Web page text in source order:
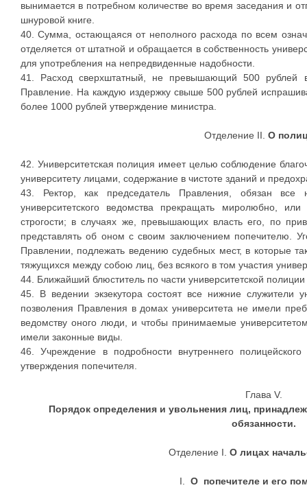
вынимается в потребном количестве во время заседания и
шнуровой книге.
40. Сумма, остающаяся от неполного расхода по всем
отделяется от штатной и обращается в собственность
для употребления на непредвиденные надобности.
41. Расход сверхштатный, не превышающий 500 рублей
Правление. На каждую издержку свыше 500 рублей
более 1000 рублей утверждение министра.
Отделение II. О
42. Университетская полиция имеет целью соблюдение
университету лицами, содержание в чистоте зданий и
43. Ректор, как председатель Правления, обязан
университетского ведомства прекращать миролюбно,
строгости; в случаях же, превышающих власть его, по
представлять об оном с своим заключением попечителю.
Правлении, подлежать ведению судебных мест, в которые
тяжущихся между собою лиц, без всякого в том участия
44. Ближайший блюститель по части университетской полиции
45. В ведении экзекутора состоят все нижние служители
позволения Правления в домах университета не имели
ведомству оного люди, и чтобы принимаемые
имели законные виды.
46. Учреждение в подробности внутреннего
утверждения попечителя.
Глава V.
Порядок определения и увольнения лиц,
обязанности.
Отделение I. О лицах
I.О попечителе и его